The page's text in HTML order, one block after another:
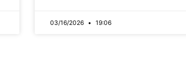
03/16/2026 19:06